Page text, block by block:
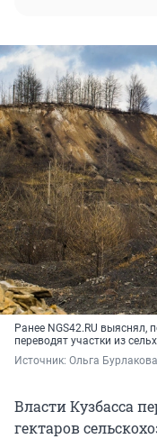
Ранее NGS42.RU выяснял,
переводят участки из
Источник: Ольга
Власти Кузбасса
гектаров